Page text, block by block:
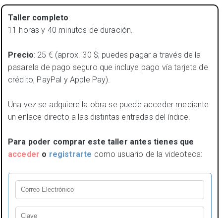
Taller completo:
11 horas y 40 minutos de duración.
Precio: 25 € (aprox. 30 $; puedes pagar a través de la
pasarela de pago seguro que incluye pago vía tarjeta de
crédito, PayPal y Apple Pay).
Una vez se adquiere la obra se puede acceder mediante
un enlace directo a las distintas entradas del índice.
Para poder comprar este taller antes tienes que
acceder o registrarte como usuario de la videoteca: